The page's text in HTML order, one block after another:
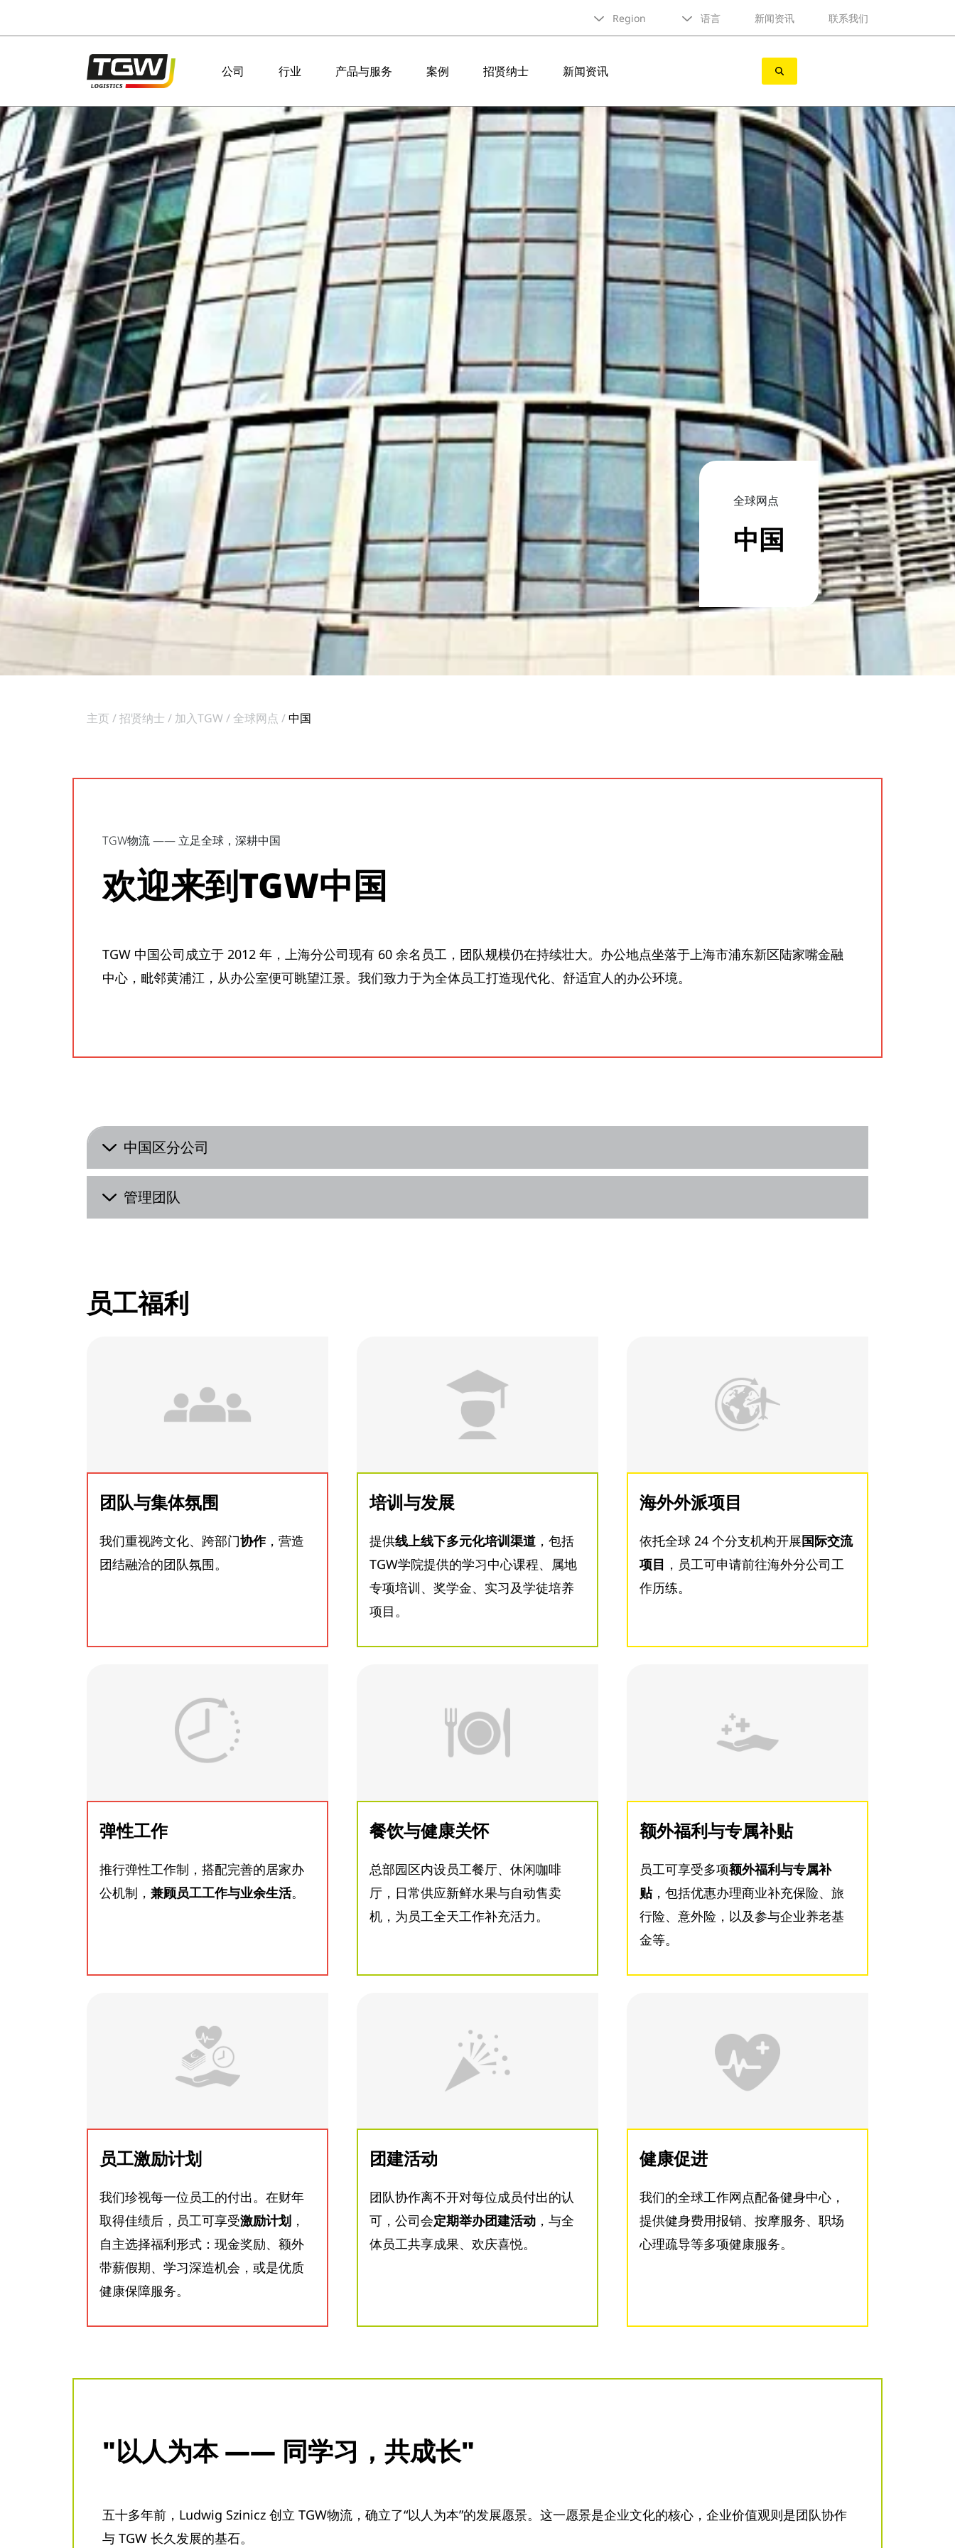
Region 语言 新闻资讯 联系我们
公司 行业 产品与服务 案例 招贤纳士 新闻资讯
全球网点
中国
主页 招贤纳士 加入TGW 全球网点 中国
TGW物流 —— 立足全球，深耕中国
欢迎来到TGW中国
TGW 中国公司成立于 2012 年，上海分公司现有 60 余名员工，团队规模仍在持续壮大。办公地点坐落于上海市浦东新区陆家嘴金融
中心，毗邻黄浦江，从办公室便可眺望江景。我们致力于为全体员工打造现代化、舒适宜人的办公环境。
中国区分公司
管理团队
员工福利
团队与集体氛围
我们重视跨文化、跨部门协作，营造
团结融洽的团队氛围。
培训与发展
提供线上线下多元化培训渠道 ，包括
TGW学院提供的学习中心课程、属地
专项培训、奖学金、实习及学徒培养
项目。
海外外派项目
依托全球 24 个分支机构开展国际交流
项目 ，员工可申请前往海外分公司工
作历练。
弹性工作
推行弹性工作制，搭配完善的居家办
公机制， 兼顾员工工作与业余生活。
餐饮与健康关怀
总部园区内设员工餐厅、休闲咖啡
厅，日常供应新鲜水果与自动售卖
机，为员工全天工作补充活力。
额外福利与专属补贴
员工可享受多项额外福利与专属补
贴，包括优惠办理商业补充保险、旅
行险、意外险，以及参与企业养老基
金等。
员工激励计划
我们珍视每一位员工的付出。在财年
取得佳绩后，员工可享受激励计划 ，
自主选择福利形式：现金奖励、额外
带薪假期、学习深造机会，或是优质
健康保障服务。
团建活动
团队协作离不开对每位成员付出的认
可，公司会定期举办团建活动 ，与全
体员工共享成果、欢庆喜悦。
健康促进
我们的全球工作网点配备健身中心，
提供健身费用报销、按摩服务、职场
心理疏导等多项健康服务。
"以人为本 —— 同学习，共成长"
五十多年前，Ludwig Szinicz 创立 TGW物流，确立了“以人为本”的发展愿景。这一愿景是企业文化的核心，企业价值观则是团队协作
与 TGW 长久发展的基石。